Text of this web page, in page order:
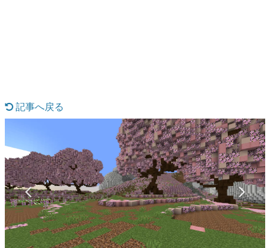
具体的な形から解き明かしていく、硬派で骨太な評論連載
ゲームが変えた日本語
「経験値」「裏技」「ラスボス」… ゲームにまつわる言葉
の起源や用法の変遷を、コンピューター文化史研究家・タ
イニーP氏が徹底調査。
カテゴリ
特集記事
記事へ戻る